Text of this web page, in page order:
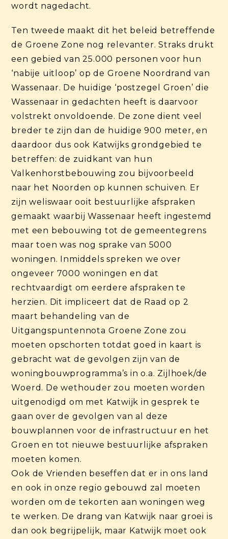
wordt nagedacht.
Ten tweede maakt dit het beleid betreffende
de Groene Zone nog relevanter. Straks drukt
een gebied van 25.000 personen voor hun
‘nabije uitloop’ op de Groene Noordrand van
Wassenaar. De huidige ‘postzegel Groen’ die
Wassenaar in gedachten heeft is daarvoor
volstrekt onvoldoende. De zone dient veel
breder te zijn dan de huidige 900 meter, en
daardoor dus ook Katwijks grondgebied te
betreffen: de zuidkant van hun
Valkenhorstbebouwing zou bijvoorbeeld
naar het Noorden op kunnen schuiven. Er
zijn weliswaar ooit bestuurlijke afspraken
gemaakt waarbij Wassenaar heeft ingestemd
met een bebouwing tot de gemeentegrens
maar toen was nog sprake van 5000
woningen. Inmiddels spreken we over
ongeveer 7000 woningen en dat
rechtvaardigt om eerdere afspraken te
herzien. Dit impliceert dat de Raad op 2
maart behandeling van de
Uitgangspuntennota Groene Zone zou
moeten opschorten totdat goed in kaart is
gebracht wat de gevolgen zijn van de
woningbouwprogramma’s in o.a. Zijlhoek/de
Woerd. De wethouder zou moeten worden
uitgenodigd om met Katwijk in gesprek te
gaan over de gevolgen van al deze
bouwplannen voor de infrastructuur en het
Groen en tot nieuwe bestuurlijke afspraken
moeten komen.
Ook de Vrienden beseffen dat er in ons land
en ook in onze regio gebouwd zal moeten
worden om de tekorten aan woningen weg
te werken. De drang van Katwijk naar groei is
dan ook begrijpelijk, maar Katwijk moet ook